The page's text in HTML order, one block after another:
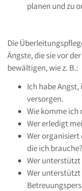
planen und zu
Die
Ängste, die sie vor
bewältigen, wie z. B.:
Ich habe
versorgen.
Wie komme ich
Wer erledigt
Wer organisiert
die ich brauche?
Wer
Wer